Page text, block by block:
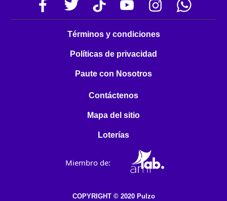
Términos y condiciones
Políticas de privacidad
Paute con Nosotros
Contáctenos
Mapa del sitio
Loterías
Miembro de:
COPYRIGHT © 2020 Pulzo